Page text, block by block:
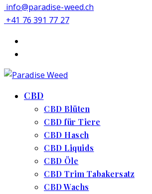
info@paradise-weed.ch
+41 76 391 77 27
CBD
CBD Blüten
CBD für Tiere
CBD Hasch
CBD Liquids
CBD Öle
CBD Trim Tabakersatz
CBD Wachs